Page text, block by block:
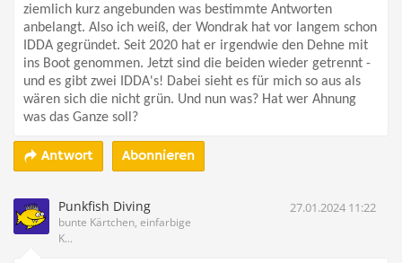
ziemlich kurz angebunden was bestimmte Antworten
anbelangt. Also ich weiß, der Wondrak hat vor langem schon
IDDA gegründet. Seit 2020 hat er irgendwie den Dehne mit
ins Boot genommen. Jetzt sind die beiden wieder getrennt -
und es gibt zwei IDDA's! Dabei sieht es für mich so aus als
wären sich die nicht grün. Und nun was? Hat wer Ahnung
was das Ganze soll?
Antwort Abonnieren
Punkfish Diving
bunte Kärtchen, einfarbige
K...
27.01.2024 11:22